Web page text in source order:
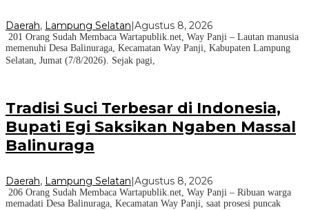
Daerah, Lampung Selatan|Agustus 8, 2026
201 Orang Sudah Membaca Wartapublik.net, Way Panji – Lautan manusia
memenuhi Desa Balinuraga, Kecamatan Way Panji, Kabupaten Lampung
Selatan, Jumat (7/8/2026). Sejak pagi,
Tradisi Suci Terbesar di Indonesia,
Bupati Egi Saksikan Ngaben Massal
Balinuraga
Daerah, Lampung Selatan Agustus 8, 2026
206 Orang Sudah Membaca Wartapublik.net, Way Panji – Ribuan warga
memadati Desa Balinuraga, Kecamatan Way Panji, saat prosesi puncak